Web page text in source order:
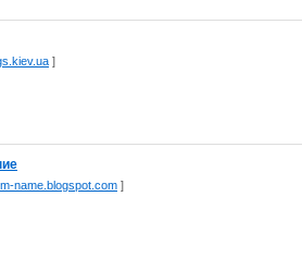
]
name.blogspot.com ]